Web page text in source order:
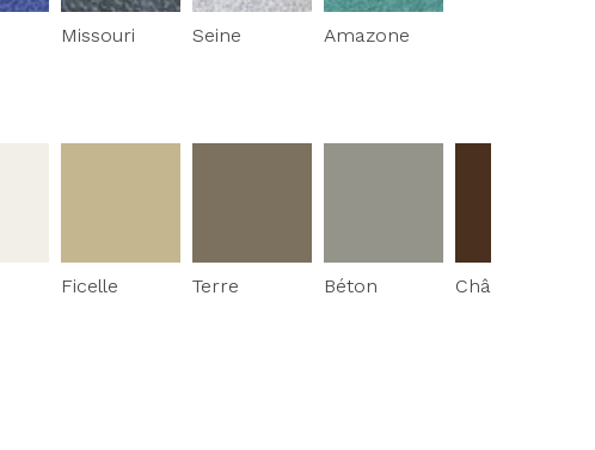
Missouri Seine Amazone
Ficelle Terre Béton Châtaigne